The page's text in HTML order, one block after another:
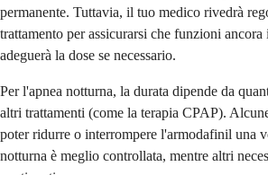
permanente. Tuttavia, il tuo medico rivedrà
trattamento per assicurarsi che funzioni
adeguerà la dose se necessario.
Per l'apnea notturna, la durata dipende da
altri trattamenti (come la terapia CPAP).
poter ridurre o interrompere l'armodafinil una
notturna è meglio controllata, mentre altri